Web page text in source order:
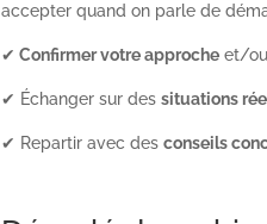
accepter quand on parle de
✔ Confirmer votre approche et/
✔ Échanger sur dessituations
✔ Repartir avec desconseils